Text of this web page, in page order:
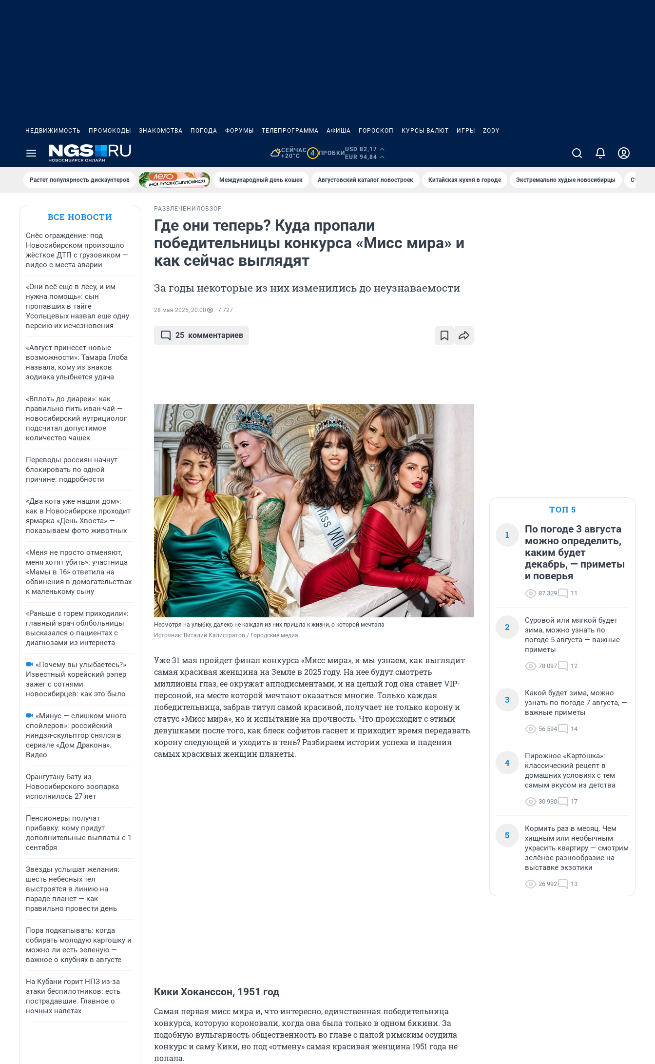
НЕДВИЖИМОСТЬ ПРОМОКОДЫ ЗНАКОМСТВА ПОГОДА ФОРУМЫ ТЕЛЕПРОГРАММА АФИША ГОРОСКОП КУРСЫ ВАЛЮТ ИГРЫ ZODY
СЕЙЧАС
+20°C
4 ПРОБКИ
USD 82,17
EUR 94,84
Растет популярность дискаунтеров Международный день кошек Августовский каталог новостроек Китайская кухня в городе Экстремально худые новосибирцы Старт
ВСЕ НОВОСТИ
Снёс ограждение: под
Новосибирском произошло
жёсткое ДТП с грузовиком —
видео с места аварии
«Они всё еще в лесу, и им
нужна помощь»: сын
пропавших в тайге
Усольцевых назвал еще одну
версию их исчезновения
«Август принесет новые
возможности»: Тамара Глоба
назвала, кому из знаков
зодиака улыбнется удача
«Вплоть до диареи»: как
правильно пить иван-чай —
новосибирский нутрициолог
подсчитал допустимое
количество чашек
Переводы россиян начнут
блокировать по одной
причине: подробности
«Два кота уже нашли дом»:
как в Новосибирске проходит
ярмарка «День Хвоста» —
показываем фото животных
«Меня не просто отменяют,
меня хотят убить»: участница
«Мамы в 16» ответила на
обвинения в домогательствах
к маленькому сыну
«Раньше с горем приходили»:
главный врач облбольницы
высказался о пациентах с
диагнозами из интернета
«Почему вы улыбаетесь?»
Известный корейский рэпер
зажег с сотнями
новосибирцев: как это было
«Минус — слишком много
спойлеров»: российский
ниндзя-скульптор снялся в
сериале «Дом Дракона».
Видео
Орангутану Бату из
Новосибирского зоопарка
исполнилось 27 лет
Пенсионеры получат
прибавку: кому придут
дополнительные выплаты с 1
сентября
Звезды услышат желания:
шесть небесных тел
выстроятся в линию на
параде планет — как
правильно провести день
Пора подкапывать: когда
собирать молодую картошку и
можно ли есть зеленую —
важное о клубнях в августе
На Кубани горит НПЗ из-за
атаки беспилотников: есть
пострадавшие. Главное о
ночных налетах
РАЗВЛЕЧЕНИЯ ОБЗОР
Где они теперь? Куда пропали
победительницы конкурса «Мисс мира» и
как сейчас выглядят
За годы некоторые из них изменились до неузнаваемости
28 мая 2025, 20:00 7 727
25 комментариев
Несмотря на улыбку, далеко не каждая из них пришла к жизни, о которой мечтала
Источник: Виталий Калистратов / Городские медиа
Уже 31 мая пройдет финал конкурса «Мисс мира», и мы узнаем, как выглядит
самая красивая женщина на Земле в 2025 году. На нее будут смотреть
миллионы глаз, ее окружат аплодисментами, и на целый год она станет VIP-
персоной, на месте которой мечтают оказаться многие. Только каждая
победительница, забрав титул самой красивой, получает не только корону и
статус «Мисс мира», но и испытание на прочность. Что происходит с этими
девушками после того, как блеск софитов гаснет и приходит время передавать
корону следующей и уходить в тень? Разбираем истории успеха и падения
самых красивых женщин планеты.
Кики Хоканссон, 1951 год
Самая первая мисс мира и, что интересно, единственная победительница
конкурса, которую короновали, когда она была только в одном бикини. За
подобную вульгарность общественность во главе с папой римским осудила
конкурс и саму Кики, но под «отмену» самая красивая женщина 1951 года не
попала.
ТОП 5
1
По погоде 3 августа
можно определить,
каким будет
декабрь, — приметы
и поверья
87 329 11
2
Суровой или мягкой будет
зима, можно узнать по
погоде 5 августа — важные
приметы
78 097 12
3
Какой будет зима, можно
узнать по погоде 7 августа, —
важные приметы
56 594 14
4
Пирожное «Картошка»:
классический рецепт в
домашних условиях с тем
самым вкусом из детства
30 930 17
5
Кормить раз в месяц. Чем
хищным или необычным
украсить квартиру — смотрим
зелёное разнообразие на
выставке экзотики
26 992 13